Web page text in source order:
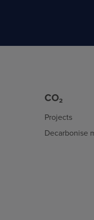
CO₂
Projects
Decarbonise